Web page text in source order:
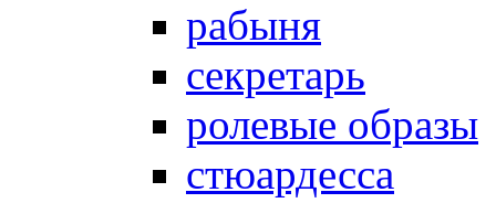
рабыня
секретарь
ролевые образы
стюардесса